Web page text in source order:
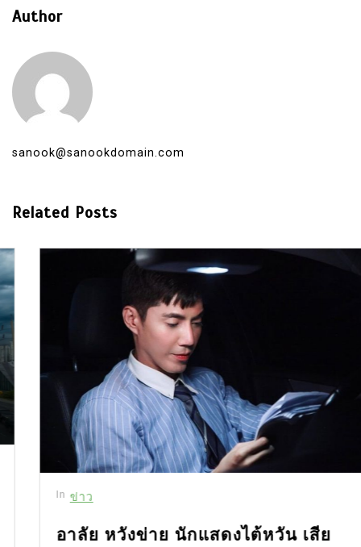
Author
sanook@sanookdomain.com
Related Posts
ข่าว
อาลัย หวังข่าย นักแสดงไต้หวัน เสีย